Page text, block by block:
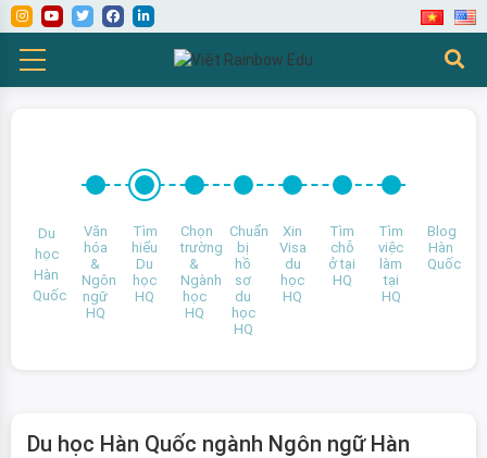
Du
học
Hàn
Quốc
Văn
hóa
&
Ngôn
ngữ
HQ
Tìm
hiểu
Du
học
HQ
Chọn
trường
&
Ngành
học
HQ
Chuẩn
bị
hồ
sơ
du
học
HQ
Xin
Visa
du
học
HQ
Tìm
chỗ
ở tại
HQ
Tìm
việc
làm
tại
HQ
Blog
Hàn
Quốc
Du học Hàn Quốc ngành Ngôn ngữ Hàn